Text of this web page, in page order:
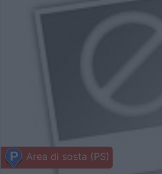
Area di sosta (PS)